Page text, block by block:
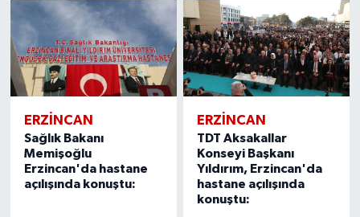
ERZİNCAN
Sağlık Bakanı
Memişoğlu
Erzincan'da hastane
açılışında konuştu:
ERZİNCAN
TDT Aksakallar
Konseyi Başkanı
Yıldırım, Erzincan'da
hastane açılışında
konuştu: